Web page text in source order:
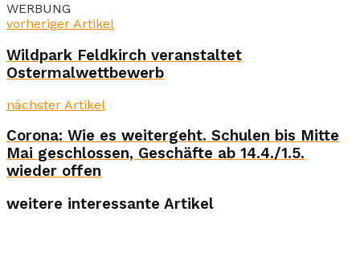
WERBUNG
vorheriger Artikel
Wildpark Feldkirch veranstaltet
Ostermalwettbewerb
nächster Artikel
Corona: Wie es weitergeht. Schulen bis Mitte
Mai geschlossen, Geschäfte ab 14.4./1.5.
wieder offen
weitere interessante Artikel